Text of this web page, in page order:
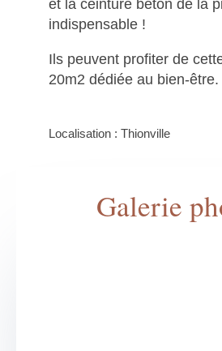
et la ceinture béton de la
indispensable !
Ils peuvent profiter de
20m2 dédiée au bien-être.
Localisation : Thionville
Galerie